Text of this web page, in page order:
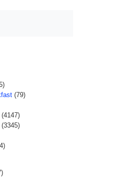
(79)
(4147)
(3345)